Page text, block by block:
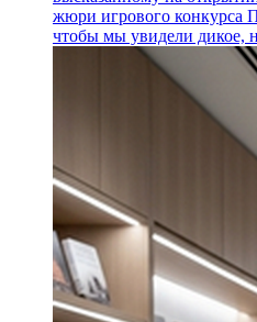
жюри игрового конкурса
чтобы мы увидели дикое,